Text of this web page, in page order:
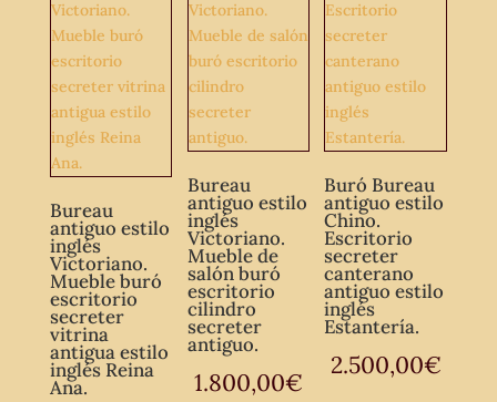
Bureau
antiguo estilo
inglés
Victoriano.
Mueble buró
escritorio
secreter
vitrina
antigua estilo
inglés Reina
Ana.
Bureau
antiguo estilo
inglés
Victoriano.
Mueble de
salón buró
escritorio
cilindro
secreter
antiguo.
1.800,00€
Buró Bureau
antiguo estilo
Chino.
Escritorio
secreter
canterano
antiguo estilo
inglés
Estantería.
2.500,00€